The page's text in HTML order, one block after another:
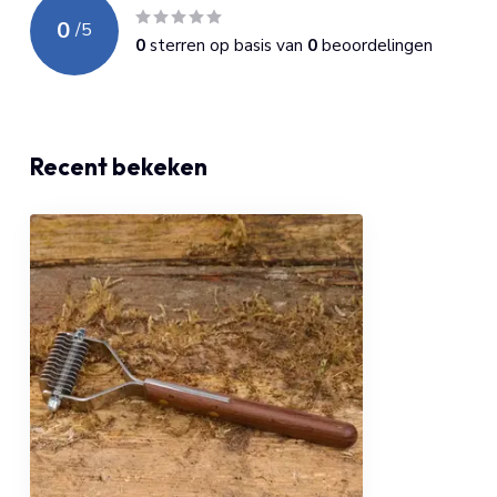
0 /5
0sterren op basis van 0beoordelingen
Recent bekeken